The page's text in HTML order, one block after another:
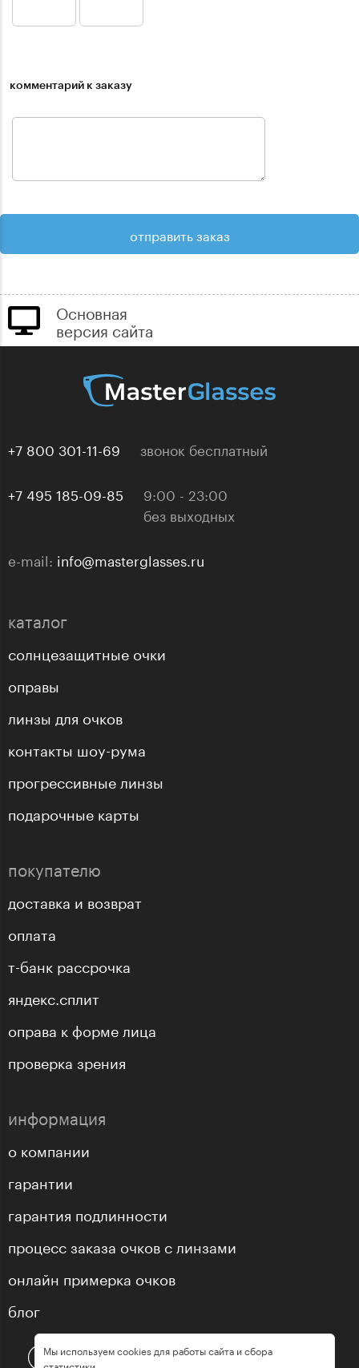
комментарий к заказу
Основная
версия сайта
+7 800 301-11-69 звонок бесплатный
+7 495 185-09-85
9:00 - 23:00
без выходных
e-mail: info@masterglasses.ru
каталог
солнцезащитные очки
оправы
линзы для очков
контакты шоу-рума
прогрессивные линзы
подарочные карты
покупателю
доставка и возврат
оплата
т-банк рассрочка
яндекс.сплит
оправа к форме лица
проверка зрения
информация
о компании
гарантии
гарантия подлинности
процесс заказа очков с линзами
онлайн примерка очков
блог
Мы используем cookies для работы сайта и сбора